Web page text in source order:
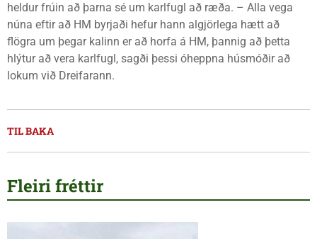
heldur frúin að þarna sé um karlfugl að ræða. – Alla vega
núna eftir að HM byrjaði hefur hann algjörlega hætt að
flögra um þegar kalinn er að horfa á HM, þannig að þetta
hlýtur að vera karlfugl, sagði þessi óheppna húsmóðir að
lokum við Dreifarann.
TIL BAKA
Fleiri fréttir